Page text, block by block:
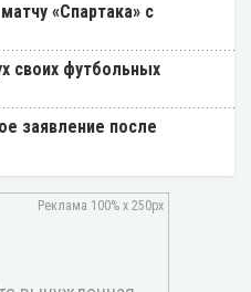
«Спартака» с
своих футбольных
заявление после